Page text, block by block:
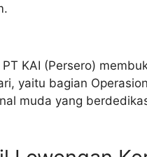
PT KAI (Persero)
yaitu bagian
muda yang